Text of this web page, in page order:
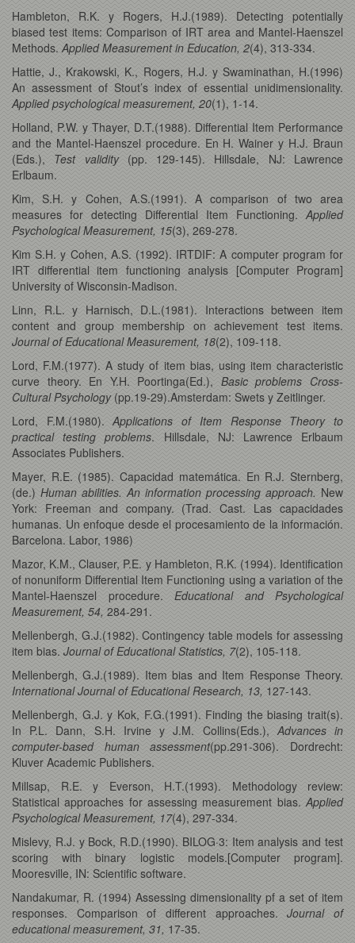
Hambleton, R.K. y Rogers, H.J.(1989). Detecting potentially
biased test items: Comparison of IRT area and Mantel-Haenszel
Methods. Applied Measurement in Education, 2(4), 313-334.
Hattie, J., Krakowski, K., Rogers, H.J. y Swaminathan, H.(1996)
An assessment of Stout’s index of essential unidimensionality.
Applied psychological measurement, 20(1), 1-14.
Holland, P.W. y Thayer, D.T.(1988). Differential Item Performance
and the Mantel-Haenszel procedure. En H. Wainer y H.J. Braun
(Eds.), Test validity (pp. 129-145). Hillsdale, NJ: Lawrence
Erlbaum.
Kim, S.H. y Cohen, A.S.(1991). A comparison of two area
measures for detecting Differential Item Functioning. Applied
Psychological Measurement, 15(3), 269-278.
Kim S.H. y Cohen, A.S. (1992). IRTDIF: A computer program for
IRT differential item functioning analysis [Computer Program]
University of Wisconsin-Madison.
Linn, R.L. y Harnisch, D.L.(1981). Interactions between item
content and group membership on achievement test items.
Journal of Educational Measurement, 18(2), 109-118.
Lord, F.M.(1977). A study of item bias, using item characteristic
curve theory. En Y.H. Poortinga(Ed.), Basic problems Cross-
Cultural Psychology(pp.19-29).Amsterdam: Swets y Zeitlinger.
Lord, F.M.(1980). Applications of Item Response Theory to
practical testing problems. Hillsdale, NJ: Lawrence Erlbaum
Associates Publishers.
Mayer, R.E. (1985). Capacidad matemática. En R.J. Sternberg,
(de.) Human abilities. An information processing approach. New
York: Freeman and company. (Trad. Cast. Las capacidades
humanas. Un enfoque desde el procesamiento de la información.
Barcelona. Labor, 1986)
Mazor, K.M., Clauser, P.E. y Hambleton, R.K. (1994). Identification
of nonuniform Differential Item Functioning using a variation of the
Mantel-Haenszel procedure. Educational and Psychological
Measurement, 54, 284-291.
Mellenbergh, G.J.(1982). Contingency table models for assessing
item bias. Journal of Educational Statistics, 7(2), 105-118.
Mellenbergh, G.J.(1989). Item bias and Item Response Theory.
International Journal of Educational Research, 13, 127-143.
Mellenbergh, G.J. y Kok, F.G.(1991). Finding the biasing trait(s).
In P.L. Dann, S.H. Irvine y J.M. Collins(Eds.), Advances in
computer-based human assessment(pp.291-306). Dordrecht:
Kluver Academic Publishers.
Millsap, R.E. y Everson, H.T.(1993). Methodology review:
Statistical approaches for assessing measurement bias. Applied
Psychological Measurement, 17(4), 297-334.
Mislevy, R.J. y Bock, R.D.(1990). BILOG·3: Item analysis and test
scoring with binary logistic models.[Computer program].
Mooresville, IN: Scientific software.
Nandakumar, R. (1994) Assessing dimensionality pf a set of item
responses. Comparison of different approaches.Journal of
educational measurement, 31, 17-35.